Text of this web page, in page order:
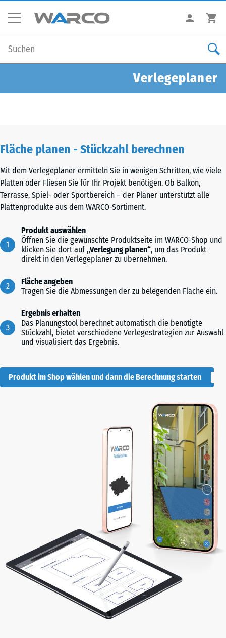
Verlegeplaner
Fläche planen - Stückzahl berechnen
Mit dem Verlegeplaner ermitteln Sie in wenigen Schritten, wie viele
Platten oder Fliesen Sie für Ihr Projekt benötigen. Ob Balkon,
Terrasse, Spiel- oder Sportbereich – der Planer unterstützt alle
Plattenprodukte aus dem WARCO-Sortiment.
Produkt auswählen
Öffnen Sie die gewünschte Produktseite im WARCO-Shop und
klicken Sie dort auf„Verlegung planen“, um das Produkt
direkt in den Verlegeplaner zu übernehmen.
Fläche angeben
Tragen Sie die Abmessungen der zu belegenden Fläche ein.
Ergebnis erhalten
Das Planungstool berechnet automatisch die benötigte
Stückzahl, bietet verschiedene Verlegestrategien zur Auswahl
und visualisiert das Ergebnis.
Produkt im Shop wählen und dann die Berechnung starten